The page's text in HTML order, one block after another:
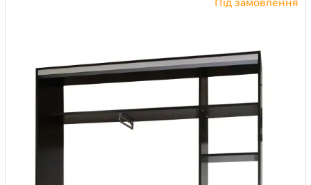
Під замовлення